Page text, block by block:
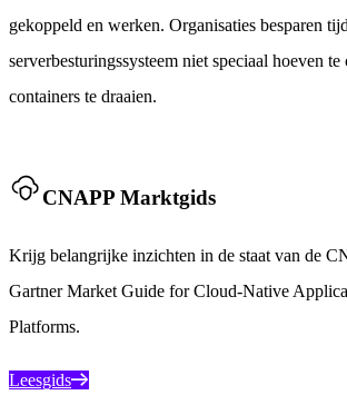
gekoppeld en werken. Organisaties besparen
serverbesturingssysteem niet speciaal hoeven
containers te draaien.
CNAPP Marktgids
Krijg belangrijke inzichten in de staat van de
Gartner Market Guide for Cloud-Native
Platforms.
Leesgids